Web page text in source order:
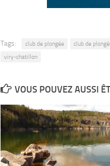
Tags: club de plongée club de
viry-chatillon
VOUS POUVEZ AUSSI